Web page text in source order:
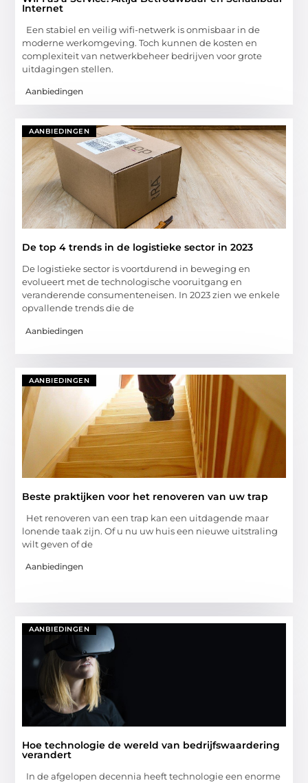
Internet
Een stabiel en veilig wifi-netwerk is onmisbaar in de
moderne werkomgeving. Toch kunnen de kosten en
complexiteit van netwerkbeheer bedrijven voor grote
uitdagingen stellen.
Aanbiedingen
AANBIEDINGEN
De top 4 trends in de logistieke sector in 2023
De logistieke sector is voortdurend in beweging en
evolueert met de technologische vooruitgang en
veranderende consumenteneisen. In 2023 zien we enkele
opvallende trends die de
Aanbiedingen
AANBIEDINGEN
Beste praktijken voor het renoveren van uw trap
Het renoveren van een trap kan een uitdagende maar
lonende taak zijn. Of u nu uw huis een nieuwe uitstraling
wilt geven of de
Aanbiedingen
AANBIEDINGEN
Hoe technologie de wereld van bedrijfswaardering
verandert
In de afgelopen decennia heeft technologie een enorme